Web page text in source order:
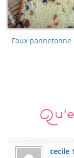
Faux pannetonne
cecile